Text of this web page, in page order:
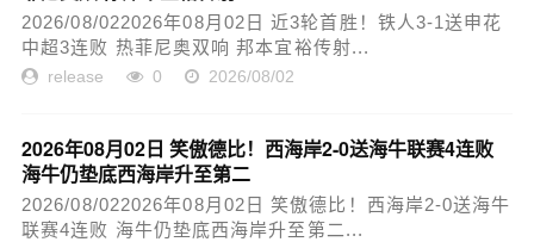
2026/08/022026年08月02日 近3轮首胜！铁人3-1送申花
中超3连败 热菲尼奥双响 邦本宜裕传射...
release 0 2026/08/02
2026年08月02日 笑傲德比！西海岸2-0送海牛联赛4连败
海牛仍垫底西海岸升至第二
2026/08/022026年08月02日 笑傲德比！西海岸2-0送海牛
联赛4连败 海牛仍垫底西海岸升至第二...